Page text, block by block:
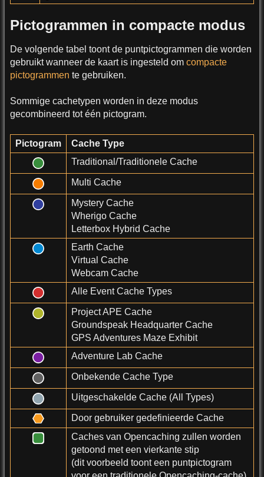
Pictogrammen in compacte modus
De volgende tabel toont de puntpictogrammen die worden
gebruikt wanneer de kaart is ingesteld om compacte
pictogrammen te gebruiken.
Sommige cachetypen worden in deze modus
gecombineerd tot één pictogram.
Pictogram
Cache Type
Traditional/Traditionele Cache
Multi Cache
Mystery Cache
Wherigo Cache
Letterbox Hybrid Cache
Earth Cache
Virtual Cache
Webcam Cache
Alle Event Cache Types
Project APE Cache
Groundspeak Headquarter Cache
GPS Adventures Maze Exhibit
Adventure Lab Cache
Onbekende Cache Type
Uitgeschakelde Cache (All Types)
Door gebruiker gedefinieerde Cache
Caches van Opencaching zullen worden
getoond met een vierkante stip
(dit voorbeeld toont een puntpictogram